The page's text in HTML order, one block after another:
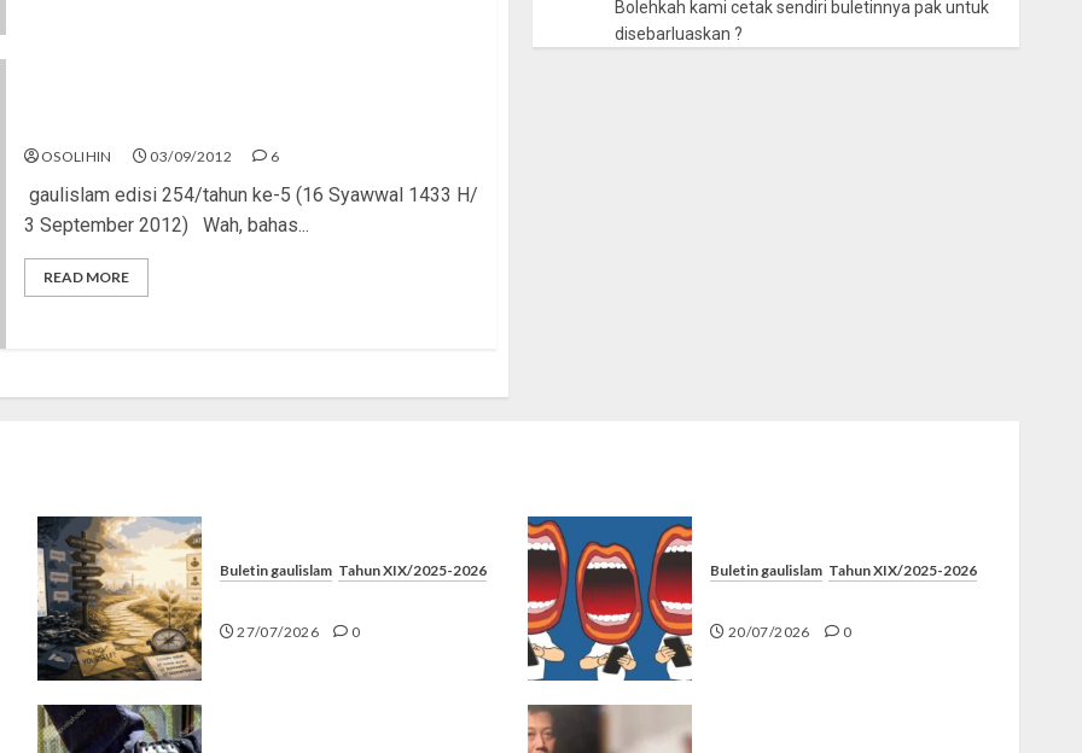
OSOLIHIN 03/09/2012 6
gaulislam edisi 254/tahun ke-5 (16 Syawwal 1433 H/
3 September 2012) Wah, bahas...
READ MORE
Bolehkah kami cetak sendiri buletinnya pak untuk
disebarluaskan ?
Buletin gaulislam Tahun XIX/2025-2026
27/07/2026 0
Buletin gaulislam Tahun XIX/2025-2026
20/07/2026 0